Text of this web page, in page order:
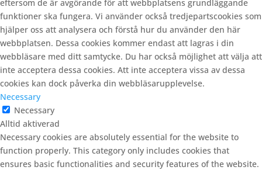
eftersom de är avgörande för att webbplatsens grundläggande
funktioner ska fungera. Vi använder också tredjepartscookies som
hjälper oss att analysera och förstå hur du använder den här
webbplatsen. Dessa cookies kommer endast att lagras i din
webbläsare med ditt samtycke. Du har också möjlighet att välja att
inte acceptera dessa cookies. Att inte acceptera vissa av dessa
cookies kan dock påverka din webbläsarupplevelse.
Necessary
Necessary
Alltid aktiverad
Necessary cookies are absolutely essential for the website to
function properly. This category only includes cookies that
ensures basic functionalities and security features of the website.